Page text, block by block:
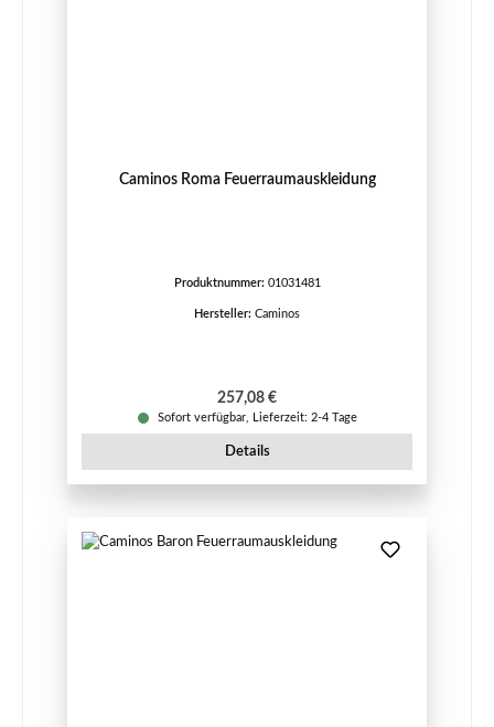
Caminos Roma Feuerraumauskleidung
Produktnummer: 01031481
Hersteller: Caminos
Regulärer Preis:
257,08 €
Sofort verfügbar, Lieferzeit: 2-4 Tage
Details